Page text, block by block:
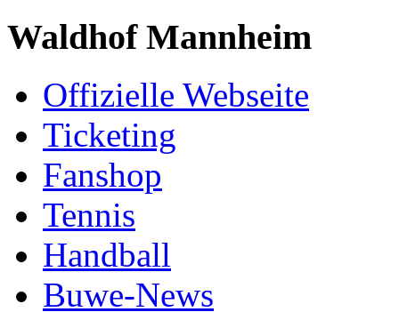
Waldhof Mannheim
Offizielle Webseite
Ticketing
Fanshop
Tennis
Handball
Buwe-News